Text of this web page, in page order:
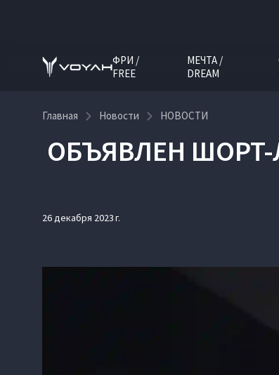
ФРИ /
FREE
МЕЧТА /
DREAM
Главная Новости НОВОСТИ
ОБЪЯВЛЕН
26 декабря 2023 г.